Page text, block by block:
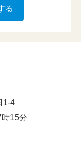
1-4
15分